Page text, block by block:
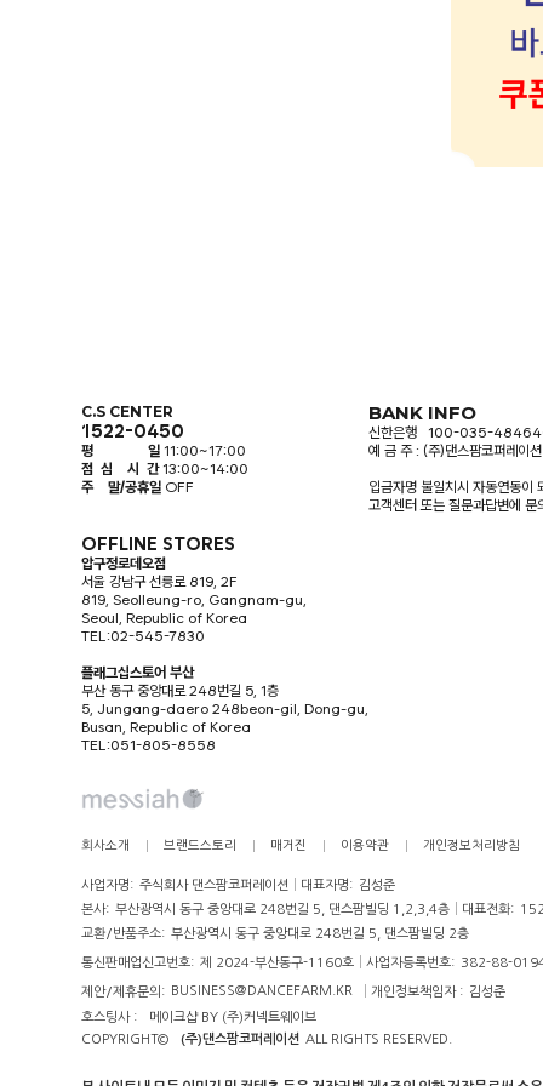
회사소개 브랜드스토리 매거진 이용약관 개인정보처리방침
사업자명: 주식회사 댄스팜코퍼레이션 대표자명: 김성준
본사: 부산광역시 동구 중앙대로 248번길 5, 댄스팜빌딩 1,2,3,4층 대표전화:
교환/반품주소: 부산광역시 동구 중앙대로 248번길 5, 댄스팜빌딩 2층
통신판매업신고번호: 제 2024-부산동구-1160호 사업자등록번호: 382-88-
제안/제휴문의: BUSINESS@DANCEFARM.KR 개인정보책임자 : 김성준
호스팅사 :
메이크샵 BY (주)커넥트웨이브
COPYRIGHT©
(주)댄스팜코퍼레이션 ALL RIGHTS RESERVED.
C.S CENTER
1522-0450
평 일 11:00~17:00
점 심 시 간13:00~14:00
주 말/공휴일 OFF
OFFLINE STORES
압구정로데오점
서울 강남구 선릉로 819, 2F
819, Seolleung-ro, Gangnam-gu,
Seoul, Republic of Korea
TEL:02-545-7830
플래그십스토어 부산
부산 동구 중앙대로 248번길 5, 1층
5, Jungang-daero 248beon-gil, Dong-gu,
Busan, Republic of Korea
TEL:051-805-8558
BANK INFO
신한은행 100-035-
예 금 주 : (주)댄스팜코퍼레이션
입금자명 불일치시 자동연동이
고객센터 또는 질문과답변에 문